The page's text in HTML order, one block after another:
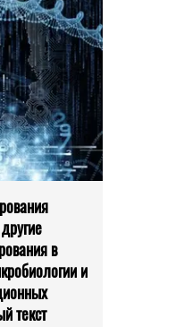
в
и
текст